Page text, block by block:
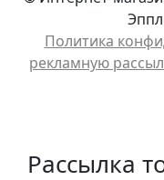
Политика
рекламную
Рассылка